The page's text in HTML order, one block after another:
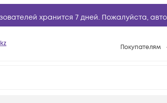
хранится 7 дней. Пожалуйста,
Покупателям